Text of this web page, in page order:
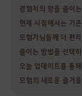
경험치의 양을 줄이
현재 시점에서는 기
모험가님들께 더 편
줄이는 방법을 선택
오늘 업데이트를 통
모험의 새로운 즐거